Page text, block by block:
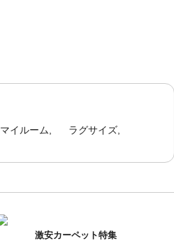
マイルーム
ラグサイズ
激安カーペット特集